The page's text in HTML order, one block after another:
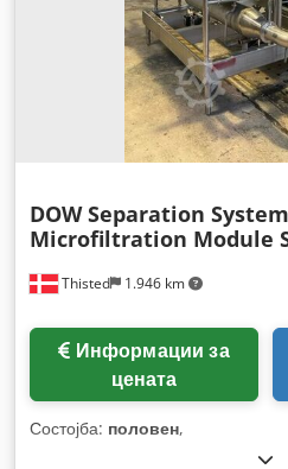
Thisted 1.946 km
DOW Separation
Microfiltration Module
цената
Состојба: половен,